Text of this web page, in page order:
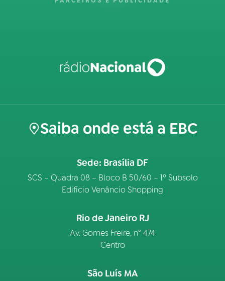
Saiba onde está a EBC
Sede: Brasília DF
SCS – Quadra 08 – Bloco B 50/60 – 1º Subsolo
Edifício Venâncio Shopping
Rio de Janeiro RJ
Av. Gomes Freire, n° 474
Centro
São Luís MA